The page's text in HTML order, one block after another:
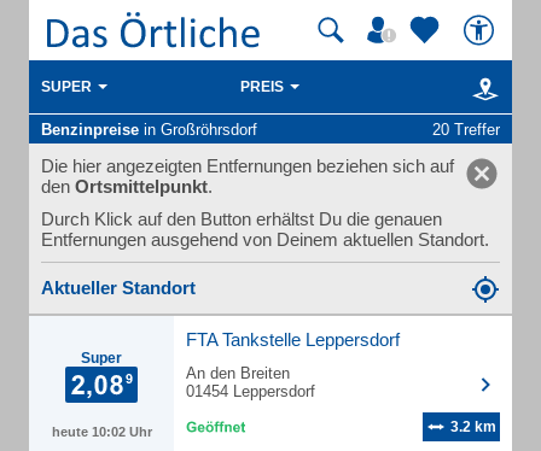
SUPER PREIS
Benzinpreise in Großröhrsdorf 20 Treffer
Die hier angezeigten Entfernungen beziehen sich auf
den Ortsmittelpunkt.
Durch Klick auf den Button erhältst Du die genauen
Entfernungen ausgehend von Deinem aktuellen Standort.
Aktueller Standort
Super
heute 10:02 Uhr
FTA Tankstelle Leppersdorf
An den Breiten
01454 Leppersdorf
3.2 km